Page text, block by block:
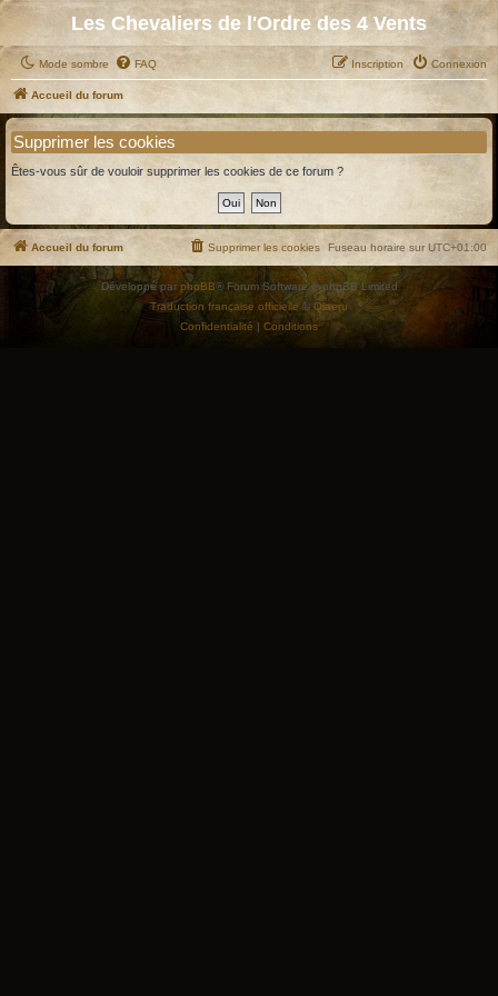
Les Chevaliers de l'Ordre des 4 Vents
Mode sombre FAQ Connexion
Inscription
Accueil du forum
Supprimer les cookies
Êtes-vous sûr de vouloir supprimer les cookies de ce forum ?
Accueil du forum Fuseau horaire surUTC+01:00
Supprimer les cookies
Développé par phpBB® Forum Software © phpBB Limited
Traduction française officielle © Qiaeru
Confidentialité | Conditions